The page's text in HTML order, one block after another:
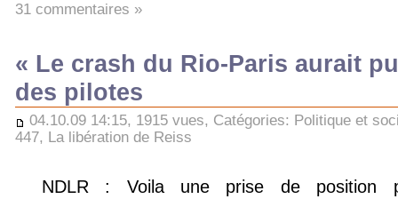
31 commentaires »
« Le crash du Rio-Paris aurait
des pilotes
04.10.09 14:15, 1915 vues, Catégories: Politique et
447
La libération de Reiss
NDLR : Voila une prise de position